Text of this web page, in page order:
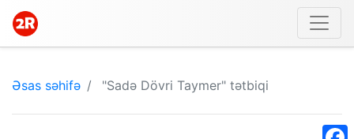
Əsas səhifə "Sadə Dövri Taymer" tətbiqi